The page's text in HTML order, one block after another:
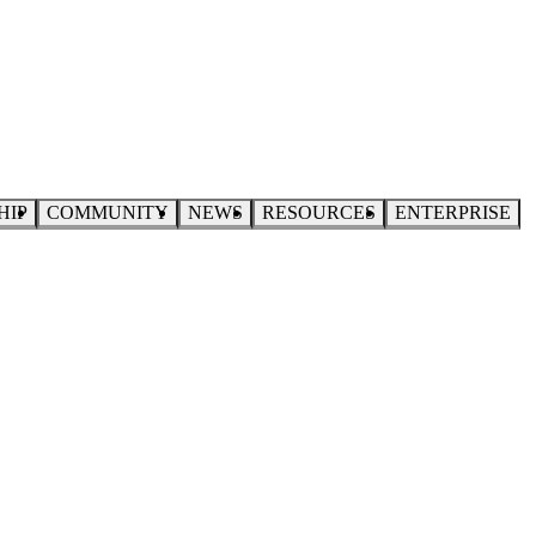
COMMUNITY NEWS RESOURCES ENTERPRISE